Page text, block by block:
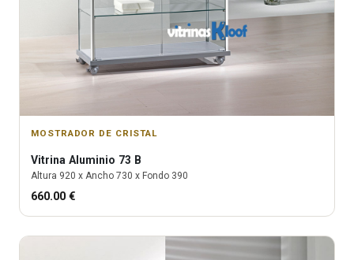
MOSTRADOR DE CRISTAL
Vitrina Aluminio 73 B
Altura 920 x Ancho 730 x Fondo 390
660.00 €